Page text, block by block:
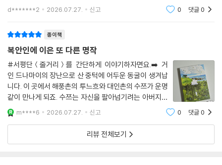
인간이 알지 못하는 이야기를 직접 들려준다. 그 옛날 거인과 인간이 어떻
종다양한지, 인간이 다시 거인에 대해 이야기하기를 얼마나 기다리는지.
타이완 원주민에 대한 애정을 바탕으로 원주민 문화를 재현하는 데 앞장서
온 작가가 부족민 언어를 적극적으로 활용한 점 역시 돋보인다. 소설에는
특히 ‘트루쿠족’ 언어가 대거 등장하는데, 예컨대 ‘바키’와 ‘파이’는 할아버
지와 할머니를 뜻하고, ‘부부’와 ‘타마’는 어머니와 아버지를 나타낸다. 낯
선 언어가 주는 감각은 그들이 땅의 주인으로서 새겨온 고유한 정체성과
오랜 세월의 깊이를 더욱 선명하게 드러낸다.
타이완 문학의 자존심 우밍이 최신작
“올해 서점가에 남은 가장 눈부시고 찬란한 기록”
로에게 마음을 열고, 잠깐동안이지만 서로가 사는 곳을 바
d*******2 2026.07.27. 신고 0 댓글0
종이책
복안인에 이은 또 다른 명작
#서평단＜줄거리＞를 간단하게 이야기하자면요.➡️ 거
인 드나마이의 장난으로 산 중턱에 어두운 동굴이 생겨납
니다. 이 곳에서 해풍촌의 투느흐와 대인촌의 수쯔가 운명
같이 만나게 되죠. 수쯔는 자신을 팔아넘기려는 아버지를
피해 여기에 왔다는 사실을 털어놓고 투느흐는 자신이 수
쯔를 대신해 그녀의 마을로 향합니다.수쯔는 해풍촌으로
가서 노아미 부부의 보살핌을 받지만, 투느흐
m****6 2026.07.27. 신고 0 댓글0
리뷰 전체보기